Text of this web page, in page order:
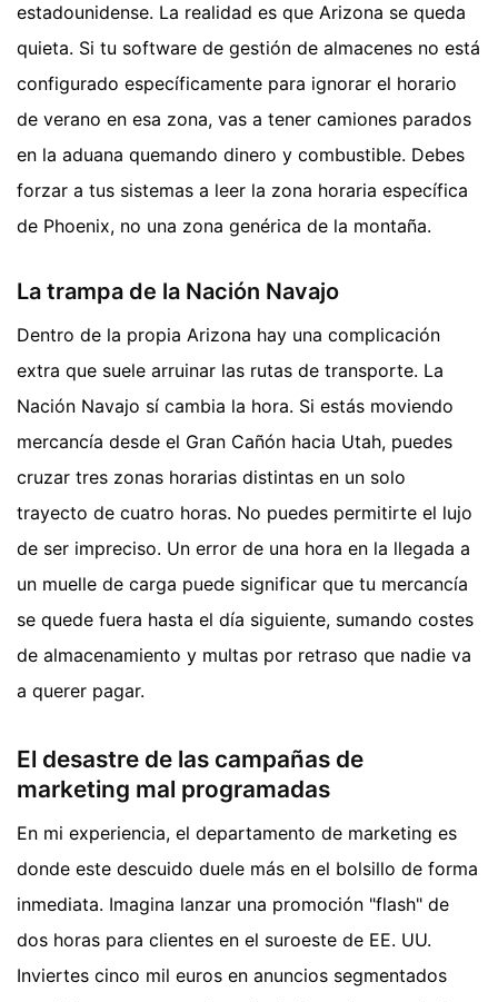
estadounidense. La realidad es que Arizona se queda
quieta. Si tu software de gestión de almacenes no está
configurado específicamente para ignorar el horario
de verano en esa zona, vas a tener camiones parados
en la aduana quemando dinero y combustible. Debes
forzar a tus sistemas a leer la zona horaria específica
de Phoenix, no una zona genérica de la montaña.
La trampa de la Nación Navajo
Dentro de la propia Arizona hay una complicación
extra que suele arruinar las rutas de transporte. La
Nación Navajo sí cambia la hora. Si estás moviendo
mercancía desde el Gran Cañón hacia Utah, puedes
cruzar tres zonas horarias distintas en un solo
trayecto de cuatro horas. No puedes permitirte el lujo
de ser impreciso. Un error de una hora en la llegada a
un muelle de carga puede significar que tu mercancía
se quede fuera hasta el día siguiente, sumando costes
de almacenamiento y multas por retraso que nadie va
a querer pagar.
El desastre de las campañas de
marketing mal programadas
En mi experiencia, el departamento de marketing es
donde este descuido duele más en el bolsillo de forma
inmediata. Imagina lanzar una promoción "flash" de
dos horas para clientes en el suroeste de EE. UU.
Inviertes cinco mil euros en anuncios segmentados